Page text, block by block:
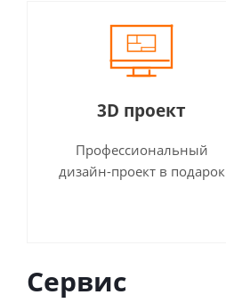
3D проект
Профессиональный
дизайн-проект в подарок
Сервис